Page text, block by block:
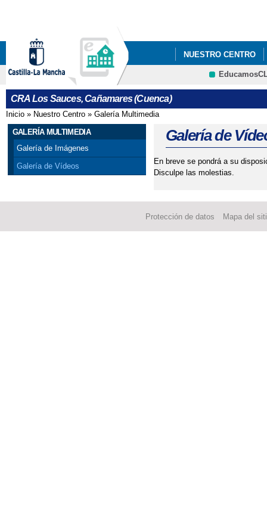
NUESTRO CENTRO
ADMISIÓN
CRA Los Sauces, Cañamares (Cuenca)
Se encuentra usted aquí
Inicio » Nuestro Centro » Galería Multimedia
GALERÍA MULTIMEDIA
Galería de Imágenes
Galería de Vídeos
Galería de
En breve se pondrá a su
Disculpe las molestias.
Protección de datos Mapa del